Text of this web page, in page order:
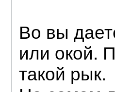
Во вы
или окой.
такой рык.